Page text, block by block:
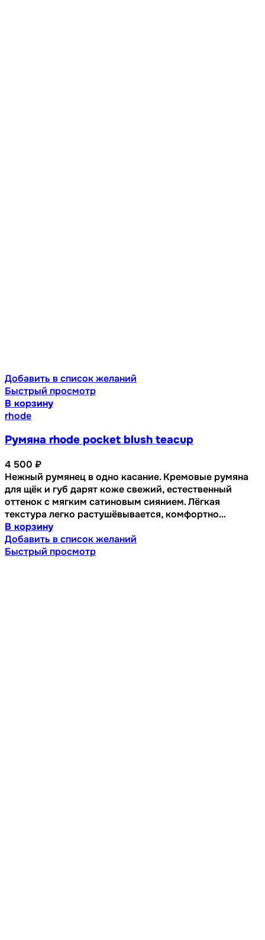
Добавить в список желаний
Быстрый просмотр
В корзину
rhode
Румяна rhode pocket blush teacup
4 500 ₽
Нежный румянец в одно касание. Кремовые румяна
для щёк и губ дарят коже свежий, естественный
оттенок с мягким сатиновым сиянием. Лёгкая
текстура легко растушёвывается, комфортно…
В корзину
Добавить в список желаний
Быстрый просмотр